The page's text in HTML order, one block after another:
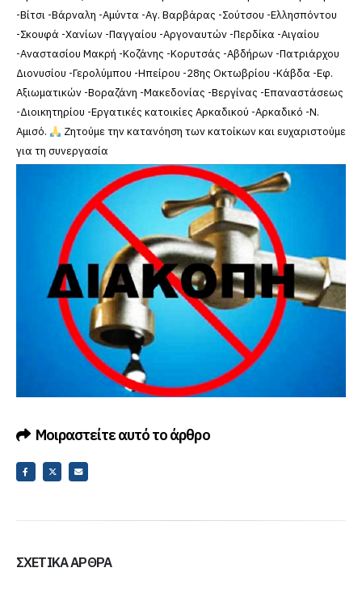
-Βίτσι -Βάρναλη -Αμύντα -Αγ. Βαρβάρας -Σούτσου -Ελλησπόντου
-Σκουφά -Χανίων -Παγγαίου -Αργοναυτών -Περδίκα -Αιγαίου
-Αναστασίου Μακρή -Κοζάνης -Κορυτσάς -Αβδήρων -Πατριάρχου
Διονυσίου -Γερολύμπου -Ηπείρου -28ης Οκτωβρίου -Κάβδα -Εφ.
Αξιωματικών -Βοραζάνη -Μακεδονίας -Βεργίνας -Επαναστάσεως
-Διοικητηρίου -Εργατικές κατοικίες Αρκαδικού -Αρκαδικό -Ν.
Αμισό.
Ζητούμε την κατανόηση των κατοίκων και ευχαριστούμε
για τη συνεργασία
Μοιραστείτε αυτό το άρθρο
ΣΧΕΤΙΚΆ ΆΡΘΡΑ